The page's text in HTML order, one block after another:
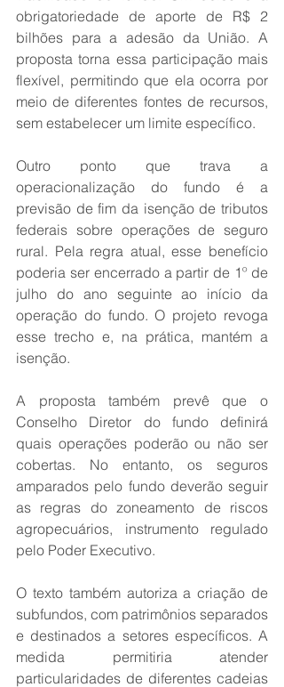
obrigatoriedade de aporte de R$ 2
bilhões para a adesão da União. A
proposta torna essa participação mais
flexível, permitindo que ela ocorra por
meio de diferentes fontes de recursos,
sem estabelecer um limite específico.
Outro ponto que trava a
operacionalização do fundo é a
previsão de fim da isenção de tributos
federais sobre operações de seguro
rural. Pela regra atual, esse benefício
poderia ser encerrado a partir de 1º de
julho do ano seguinte ao início da
operação do fundo. O projeto revoga
esse trecho e, na prática, mantém a
isenção.
A proposta também prevê que o
Conselho Diretor do fundo definirá
quais operações poderão ou não ser
cobertas. No entanto, os seguros
amparados pelo fundo deverão seguir
as regras do zoneamento de riscos
agropecuários, instrumento regulado
pelo Poder Executivo.
O texto também autoriza a criação de
subfundos, com patrimônios separados
e destinados a setores específicos. A
medida permitiria atender
particularidades de diferentes cadeias